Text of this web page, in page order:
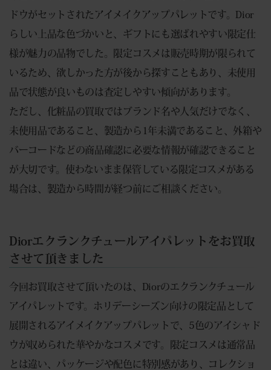
ドウがセットされたアイメイクアップパレットです。Dior
らしい上品な色づかいと、ギフトにも選ばれやすい限定仕
様が魅力の品物でした。限定コスメは販売時期が限られて
いるため、欲しかった方が後から探すこともあり、未使用
品で状態が良いものは査定しやすい傾向があります。
ただし、化粧品の買取ではブランド名や人気だけでなく、
未使用品であること、製造から1年未満であること、外箱や
バーコードなどの商品確認に必要な情報が確認できること
が大切です。使わないまま保管している限定コスメがある
場合は、製造から時間が経つ前にご相談ください。
Diorエクランクチュールアイパレットをお買取
させて頂きました
今回お買取させて頂いたのは、Diorのエクランクチュール
アイパレットです。ホリデーシーズン向けの限定品として
展開されるアイメイクアップパレットで、5色のアイシャド
ウが収められた華やかなコスメです。限定コスメは通常品
とは違い、パッケージや配色に特別感があり、コレクショ